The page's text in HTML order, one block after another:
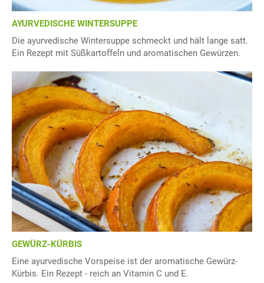
AYURVEDISCHE WINTERSUPPE
Die ayurvedische Wintersuppe schmeckt und hält lange satt.
Ein Rezept mit Süßkartoffeln und aromatischen Gewürzen.
GEWÜRZ-KÜRBIS
Eine ayurvedische Vorspeise ist der aromatische Gewürz-
Kürbis. Ein Rezept - reich an Vitamin C und E.